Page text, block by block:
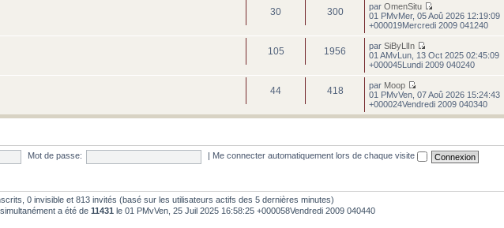
30 300 parOmenSitu
01 PMvMer, 05 Aoû 2026 12:19:09
+000019Mercredi 2009 041240
105 1956 parSiByLlIn
01 AMvLun, 13 Oct 2025 02:45:09
+000045Lundi 2009 040240
44 418 par Moop
01 PMvVen, 07 Aoû 2026 15:24:43
+000024Vendredi 2009 040340
Mot de passe: Me connecter automatiquement lors de chaque visite
0 invisible et 813 invités (basé sur les utilisateurs actifs des 5 dernières minutes)
a été de 11431 le 01 PMvVen, 25 Juil 2025 16:58:25 +000058Vendredi 2009 040440